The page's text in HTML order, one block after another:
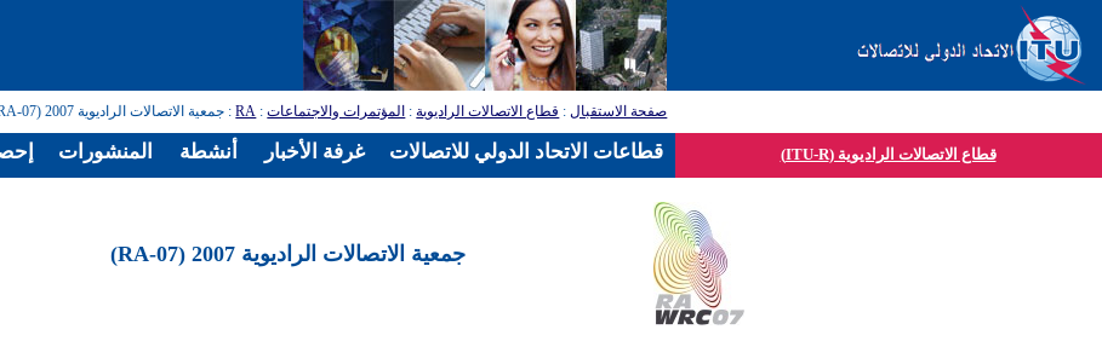
صفحة الاستقبال: قطاع الاتصالات الراديوية: المؤتمرات والاجتماعات:
RA: جمعية الاتصالات الراديوية 2007 (RA-07)
قطاع الاتصالات الراديوية (ITU-R)
جمعية الاتصالات الراديوية 2007 (RA-07)
المنشورات أنشطة غرفة الأخبار قطاعات الاتحاد الدولي للاتصالات